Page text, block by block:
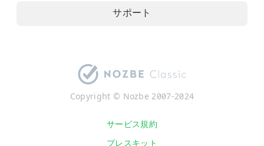
サポート
Copyright © Nozbe 2007-2024
サービス規約
プレスキット